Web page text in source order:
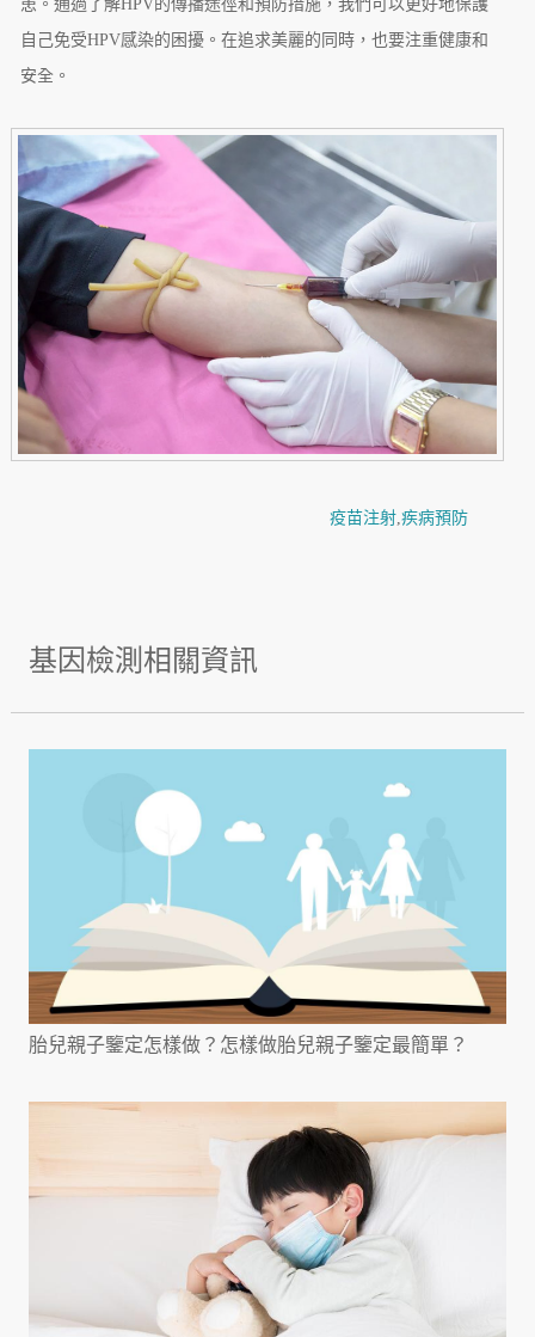
患。通過了解HPV的傳播途徑和預防措施，我們可以更好地保護
自己免受HPV感染的困擾。在追求美麗的同時，也要注重健康和
安全。
疫苗注射,疾病預防
基因檢測相關資訊
胎兒親子鑒定怎樣做？怎樣做胎兒親子鑒定最簡單？